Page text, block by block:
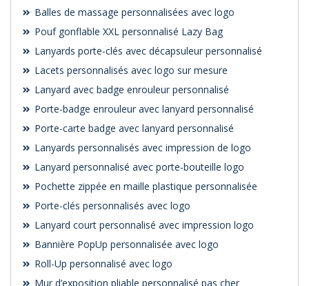
Balles de massage personnalisées avec logo
Pouf gonflable XXL personnalisé Lazy Bag
Lanyards porte-clés avec décapsuleur personnalisé
Lacets personnalisés avec logo sur mesure
Lanyard avec badge enrouleur personnalisé
Porte-badge enrouleur avec lanyard personnalisé
Porte-carte badge avec lanyard personnalisé
Lanyards personnalisés avec impression de logo
Lanyard personnalisé avec porte-bouteille logo
Pochette zippée en maille plastique personnalisée
Porte-clés personnalisés avec logo
Lanyard court personnalisé avec impression logo
Bannière PopUp personnalisée avec logo
Roll-Up personnalisé avec logo
Mur d’exposition pliable personnalisé pas cher